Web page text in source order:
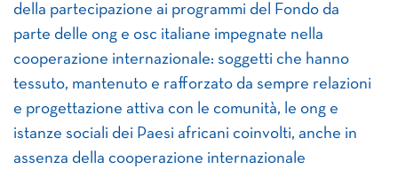
della partecipazione ai programmi del Fondo da
parte delle ong e osc italiane impegnate nella
cooperazione internazionale: soggetti che hanno
tessuto, mantenuto e rafforzato da sempre relazioni
e progettazione attiva con le comunità, le ong e
istanze sociali dei Paesi africani coinvolti, anche in
assenza della cooperazione internazionale